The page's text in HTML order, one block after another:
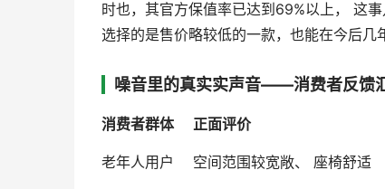
时也，其官方保值率已达到69%以上， 这
选择的是售价略较低的一款，也能在今后几
噪音里的真实实声音——消费者反馈
消费者群体 正面评价
老年人用户 空间范围较宽敞、 座椅舒适